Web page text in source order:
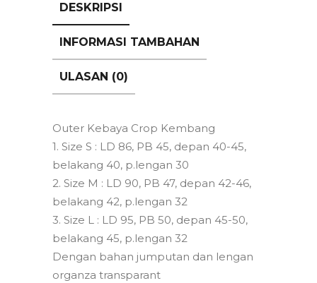
DESKRIPSI
INFORMASI TAMBAHAN
ULASAN (0)
Outer Kebaya Crop Kembang
1. Size S : LD 86, PB 45, depan 40-45,
belakang 40, p.lengan 30
2. Size M : LD 90, PB 47, depan 42-46,
belakang 42, p.lengan 32
3. Size L : LD 95, PB 50, depan 45-50,
belakang 45, p.lengan 32
Dengan bahan jumputan dan lengan
organza transparant